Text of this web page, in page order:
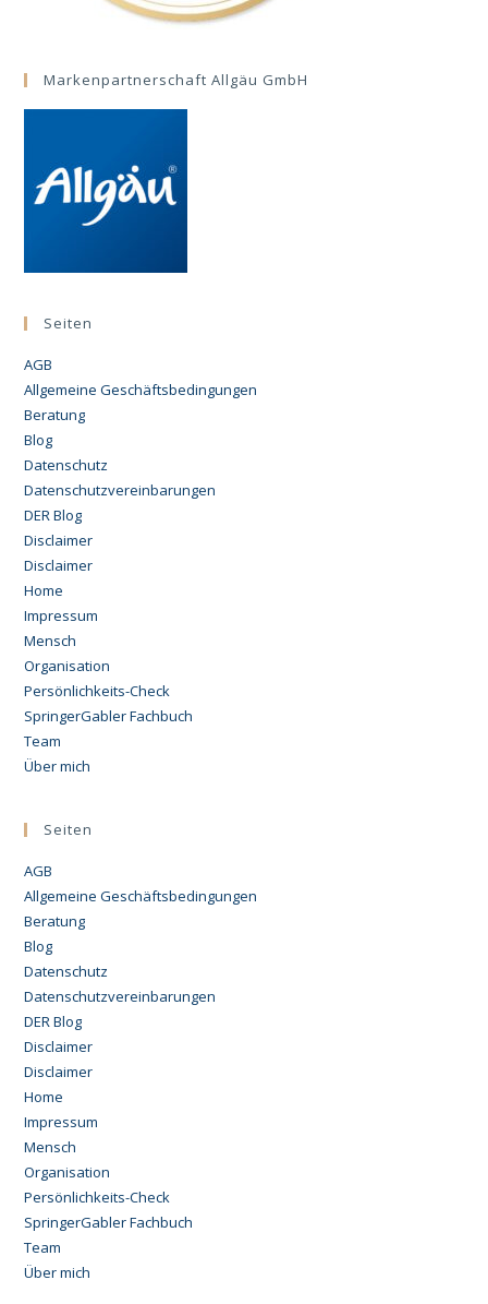
Markenpartnerschaft Allgäu GmbH
Seiten
AGB
Allgemeine Geschäftsbedingungen
Beratung
Blog
Datenschutz
Datenschutzvereinbarungen
DER Blog
Disclaimer
Disclaimer
Home
Impressum
Mensch
Organisation
Persönlichkeits-Check
SpringerGabler Fachbuch
Team
Über mich
Seiten
AGB
Allgemeine Geschäftsbedingungen
Beratung
Blog
Datenschutz
Datenschutzvereinbarungen
DER Blog
Disclaimer
Disclaimer
Home
Impressum
Mensch
Organisation
Persönlichkeits-Check
SpringerGabler Fachbuch
Team
Über mich